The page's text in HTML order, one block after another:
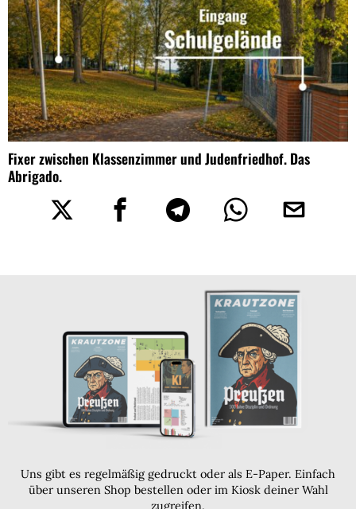
Fixer zwischen Klassenzimmer und Judenfriedhof. Das
Abrigado.
Uns gibt es regelmäßig gedruckt oder als E-Paper. Einfach
über unseren Shop bestellen oder im Kiosk deiner Wahl